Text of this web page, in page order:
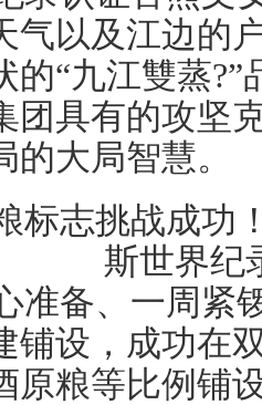
气以及江边的
的“九江雙蒸
具有的攻坚
大局智慧。
准备、一周紧
铺设，成功在
原粮等比例铺